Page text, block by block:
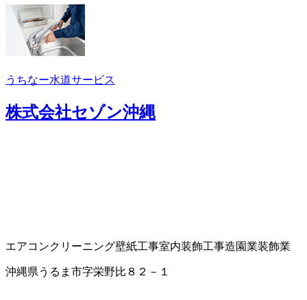
うちなー水道サービス
株式会社セゾン沖縄
エアコンクリーニング壁紙工事室内装飾工事造園業装飾業
沖縄県うるま市字栄野比８２－１